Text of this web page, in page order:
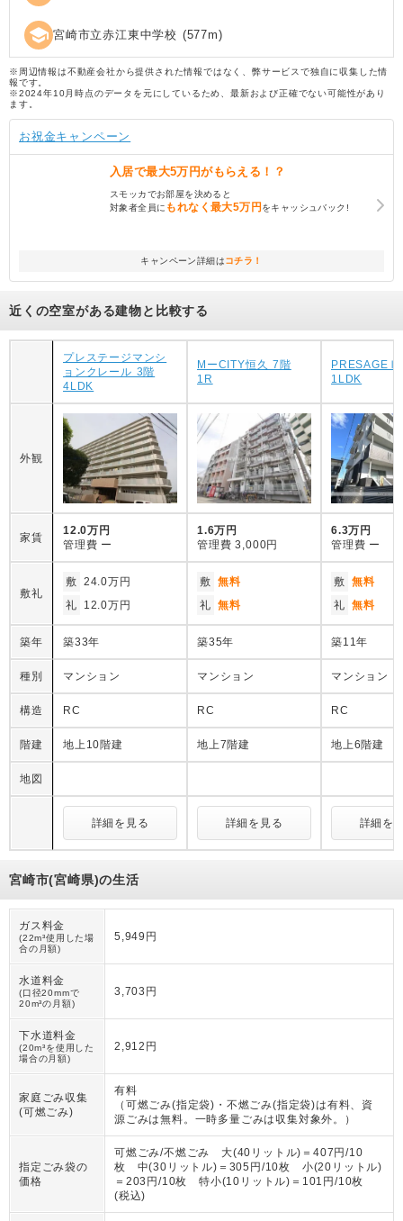
school 宮崎市立赤江東中学校 (577m)
※周辺情報は不動産会社から提供された情報ではなく、弊サービスで独自に収集した情
報です。
※2024年10月時点のデータを元にしているため、最新および正確でない可能性があり
ます。
お祝金キャンペーン
入居で最大5万円がもらえる！？
スモッカでお部屋を決めると
対象者全員に もれなく最大5万円をキャッシュバック!
キャンペーン詳細はコチラ！
近くの空室がある建物と比較する
プレステージマンシ
ョンクレール 3階
4LDK
MーCITY恒久 7階
1R
PRESAGEⅡ
1LDK
外観
家賃
12.0万円
管理費 ー
1.6万円
管理費 3,000円
6.3万円
管理費 ー
敷礼
敷 24.0万円
礼
12.0万円
敷 無料
礼 無料
敷 無料
礼 無料
築年 築33年 築35年 築11年
種別 マンション マンション マンション
構造 RC RC RC
階建 地上10階建 地上7階建 地上6階建
地図
詳細を見る 詳細を見る 詳細を
宮崎市(宮崎県)の生活
ガス料金
(22m³使用した場
合の月額)
5,949円
水道料金
(口径20mmで
20m³の月額)
3,703円
下水道料金
(20m³を使用した
場合の月額)
2,912円
家庭ごみ収集
(可燃ごみ)
有料
（ 可燃ごみ(指定袋)・不燃ごみ(指定袋)は有料、資
源ごみは無料。一時多量ごみは収集対象外。
）
指定ごみ袋の
価格
可燃ごみ/不燃ごみ 大(40リットル)＝407円/10
枚 中(30リットル)＝305円/10枚 小(20リットル)
＝203円/10枚 特小(10リットル)＝101円/10枚
(税込)